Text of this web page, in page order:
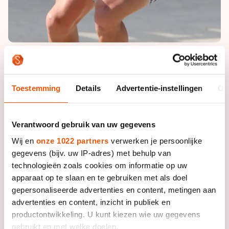
Toestemming Details Advertentie-instellingen
Verantwoord gebruik van uw gegevens
Wij en onze 1022 partners verwerken je persoonlijke
gegevens (bijv. uw IP-adres) met behulp van
technologieën zoals cookies om informatie op uw
apparaat op te slaan en te gebruiken met als doel
gepersonaliseerde advertenties en content, metingen aan
advertenties en content, inzicht in publiek en
productontwikkeling. U kunt kiezen wie uw gegevens
gebruikt en met welke doelen.
Een dag eerder belandde Swings op de 15 kilometer
Michael met de zege aan de haal. De Nieuw-Zeelander
bestudering van de finishfoto bleek hij net een fractie
Ecuador die derde werd.
De Nederlandse mannen eindigden allebei binnen de
top vijftien, zij het net aan. Mark Horsten was de
eerste van de twee die afviel, met een vijftiende
plaats als gevolg. Vlak daarna werd ook Ruurd Dijkstra
uit koers genomen. De lange-afstandspecialist werd